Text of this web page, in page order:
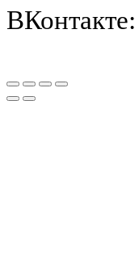
ВКонтакте: